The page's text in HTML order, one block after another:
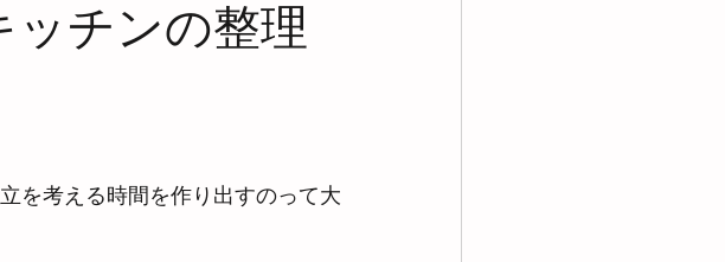
ッチンの整理
を考える時間を作り出すのって大